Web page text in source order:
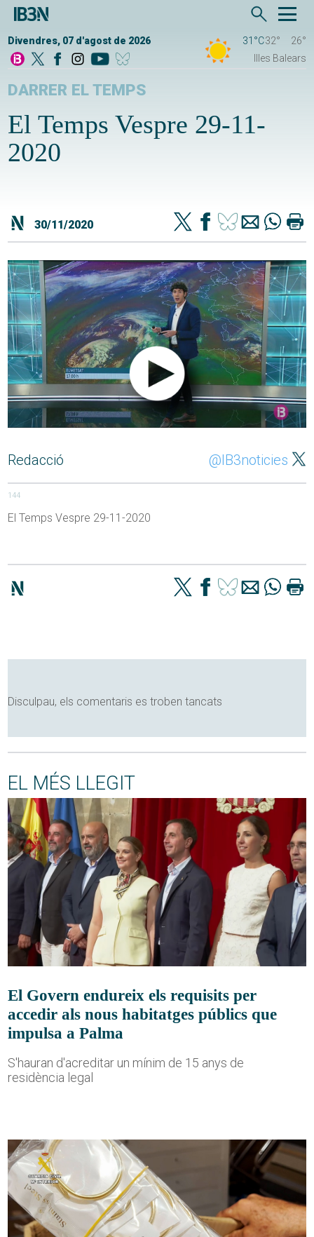
Divendres, 07 d'agost de 2026 31°C32°
26°
Illes Balears
DARRER EL TEMPS
El Temps Vespre 29-11-
2020
30/11/2020
Redacció @IB3noticies
144
El Temps Vespre 29-11-2020
Disculpau, els comentaris es troben tancats
EL MÉS LLEGIT
El Govern endureix els requisits per
accedir als nous habitatges públics que
impulsa a Palma
S'hauran d'acreditar un mínim de 15 anys de
residència legal